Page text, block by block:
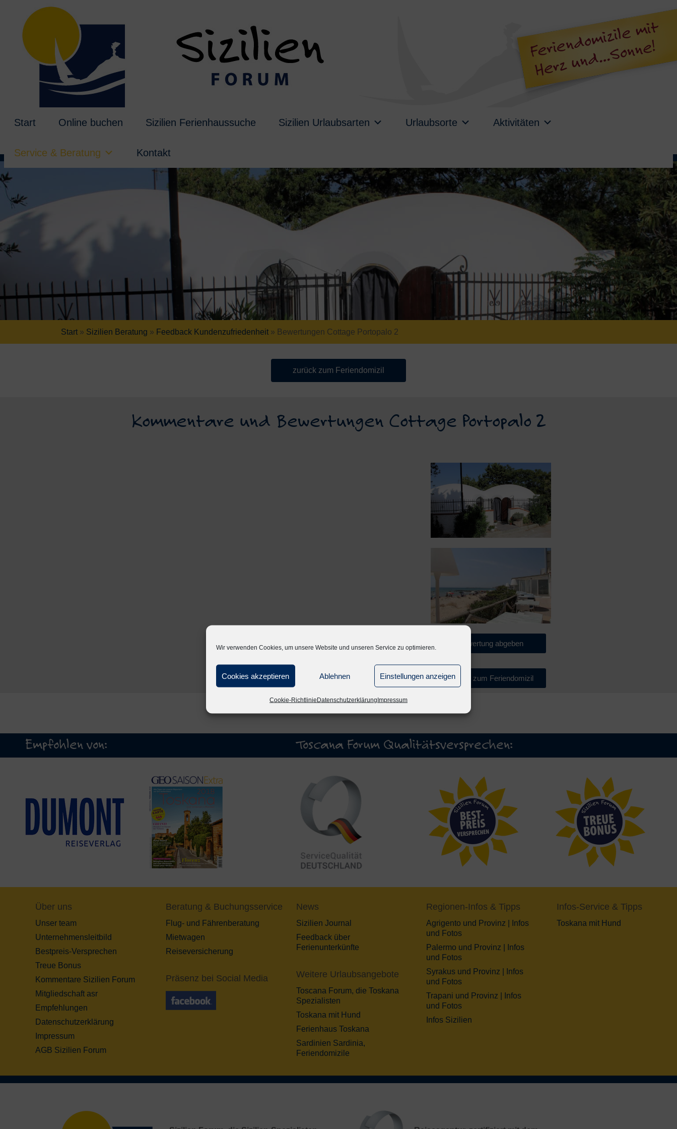
Wir verwenden Cookies, um unsere Website und unseren Service zu optimieren.
Cookies akzeptieren Ablehnen Einstellungen anzeigen
Cookie-RichtlinieDatenschutzerklärungImpressum
Start Online buchen Sizilien Ferienhaussuche Sizilien Urlaubsarten Urlaubsorte Aktivitäten
Service & Beratung Kontakt
Start» Sizilien Beratung » Feedback Kundenzufriedenheit» Bewertungen Cottage Portopalo 2
zurück zum Feriendomizil
Kommentare und Bewertungen Cottage Portopalo 2
Bewertung abgeben
zurück zum Feriendomizil
Empfohlen von: Toscana Forum Qualitätsversprechen:
Über uns
Unser team
Unternehmensleitbild
Bestpreis-Versprechen
Treue Bonus
Kommentare Sizilien Forum
Mitgliedschaft asr
Empfehlungen
Datenschutzerklärung
Impressum
AGB Sizilien Forum
Beratung & Buchungsservice
Flug- und Fährenberatung
Mietwagen
Reiseversicherung
Präsenz bei Social Media
News
Sizilien Journal
Feedback über
Ferienunterkünfte
Weitere Urlaubsangebote
Toscana Forum, die Toskana
Spezialisten
Toskana mit Hund
Ferienhaus Toskana
Sardinien Sardinia,
Feriendomizile
Regionen-Infos & Tipps
Agrigento und Provinz | Infos
und Fotos
Palermo und Provinz | Infos
und Fotos
Syrakus und Provinz | Infos
und Fotos
Trapani und Provinz | Infos
und Fotos
Infos Sizilien
Infos-Service & Tipps
Toskana mit Hund